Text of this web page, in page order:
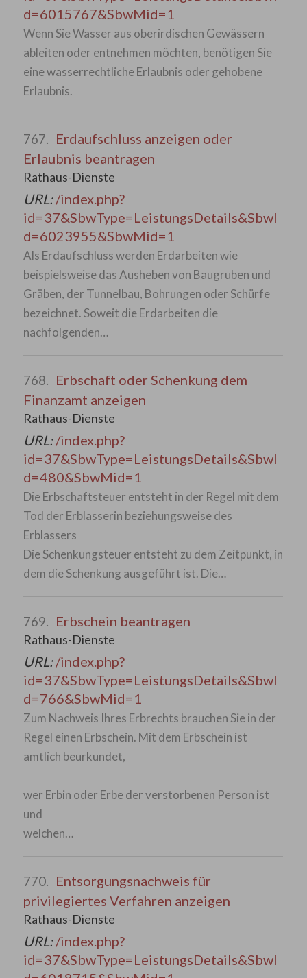
d=6015767&SbwMid=1
Wenn Sie Wasser aus oberirdischen Gewässern
ableiten oder entnehmen möchten, benötigen Sie
eine wasserrechtliche Erlaubnis oder gehobene
Erlaubnis.
767. Erdaufschluss anzeigen oder
Erlaubnis beantragen
Rathaus-Dienste
URL:/index.php?
id=37&SbwType=LeistungsDetails&SbwI
d=6023955&SbwMid=1
Als Erdaufschluss werden Erdarbeiten wie
beispielsweise das Ausheben von Baugruben und
Gräben, der Tunnelbau, Bohrungen oder Schürfe
bezeichnet. Soweit die Erdarbeiten die
nachfolgenden…
768. Erbschaft oder Schenkung dem
Finanzamt anzeigen
Rathaus-Dienste
URL:/index.php?
id=37&SbwType=LeistungsDetails&SbwI
d=480&SbwMid=1
Die Erbschaftsteuer entsteht in der Regel mit dem
Tod der Erblasserin beziehungsweise des
Erblassers
Die Schenkungsteuer entsteht zu dem Zeitpunkt, in
dem die Schenkung ausgeführt ist. Die…
769. Erbschein beantragen
Rathaus-Dienste
URL:/index.php?
id=37&SbwType=LeistungsDetails&SbwI
d=766&SbwMid=1
Zum Nachweis Ihres Erbrechts brauchen Sie in der
Regel einen Erbschein. Mit dem Erbschein ist
amtlich beurkundet,
wer Erbin oder Erbe der verstorbenen Person ist
und
welchen…
770. Entsorgungsnachweis für
privilegiertes Verfahren anzeigen
Rathaus-Dienste
URL:/index.php?
id=37&SbwType=LeistungsDetails&SbwI